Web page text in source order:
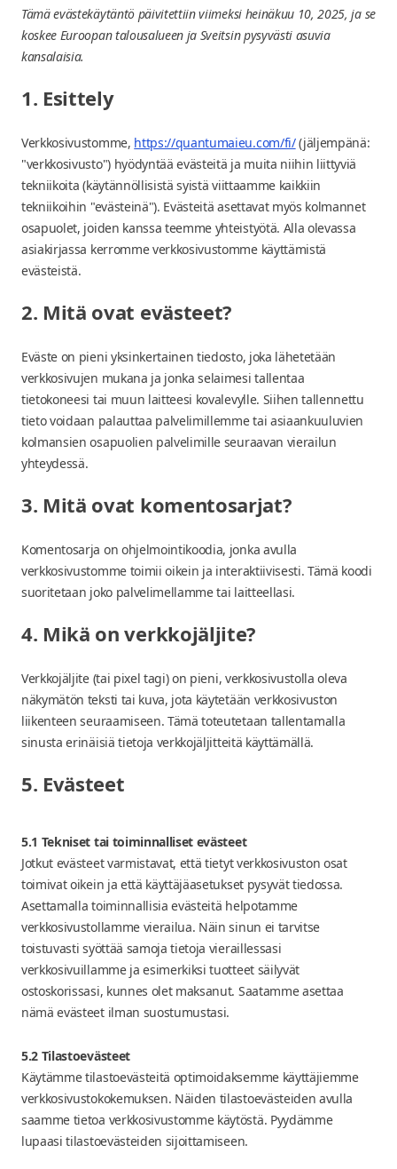
Tämä evästekäytäntö päivitettiin viimeksi heinäkuu 10, 2025, ja se
koskee Euroopan talousalueen ja Sveitsin pysyvästi asuvia
kansalaisia.
1. Esittely
Verkkosivustomme, https://quantumaieu.com/fi/(jäljempänä:
"verkkosivusto") hyödyntää evästeitä ja muita niihin liittyviä
tekniikoita (käytännöllisistä syistä viittaamme kaikkiin
tekniikoihin "evästeinä"). Evästeitä asettavat myös kolmannet
osapuolet, joiden kanssa teemme yhteistyötä. Alla olevassa
asiakirjassa kerromme verkkosivustomme käyttämistä
evästeistä.
2. Mitä ovat evästeet?
Eväste on pieni yksinkertainen tiedosto, joka lähetetään
verkkosivujen mukana ja jonka selaimesi tallentaa
tietokoneesi tai muun laitteesi kovalevylle. Siihen tallennettu
tieto voidaan palauttaa palvelimillemme tai asiaankuuluvien
kolmansien osapuolien palvelimille seuraavan vierailun
yhteydessä.
3. Mitä ovat komentosarjat?
Komentosarja on ohjelmointikoodia, jonka avulla
verkkosivustomme toimii oikein ja interaktiivisesti. Tämä koodi
suoritetaan joko palvelimellamme tai laitteellasi.
4. Mikä on verkkojäljite?
Verkkojäljite (tai pixel tagi) on pieni, verkkosivustolla oleva
näkymätön teksti tai kuva, jota käytetään verkkosivuston
liikenteen seuraamiseen. Tämä toteutetaan tallentamalla
sinusta erinäisiä tietoja verkkojäljitteitä käyttämällä.
5. Evästeet
5.1 Tekniset tai toiminnalliset evästeet
Jotkut evästeet varmistavat, että tietyt verkkosivuston osat
toimivat oikein ja että käyttäjäasetukset pysyvät tiedossa.
Asettamalla toiminnallisia evästeitä helpotamme
verkkosivustollamme vierailua. Näin sinun ei tarvitse
toistuvasti syöttää samoja tietoja vieraillessasi
verkkosivuillamme ja esimerkiksi tuotteet säilyvät
ostoskorissasi, kunnes olet maksanut. Saatamme asettaa
nämä evästeet ilman suostumustasi.
5.2 Tilastoevästeet
Käytämme tilastoevästeitä optimoidaksemme käyttäjiemme
verkkosivustokokemuksen. Näiden tilastoevästeiden avulla
saamme tietoa verkkosivustomme käytöstä. Pyydämme
lupaasi tilastoevästeiden sijoittamiseen.